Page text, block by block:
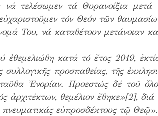
τελέσωμεν τά Θυρανοίξια
τόν Θεόν τῶν
Του, νά καταθέτουν μετάνοιαν
ἐθεμελιώθη κατά τό ἔτος 2019,
προσπαθείας, τῆς
Ἐνορίαν. Προεστώς δέ τοῦ
ἀρχιτέκτων, θεμέλιον ἔθηκε»[2],
πνευματικάς εὐπροσδέκτους τῷ